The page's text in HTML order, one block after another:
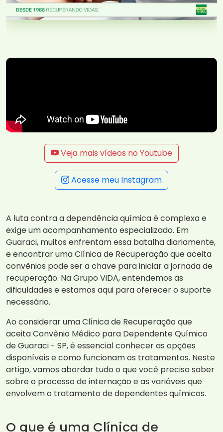
Veja mais vídeos no Youtube
Acesse meu Instagram
A luta contra a dependência química é complexa e
exige um acompanhamento especializado. Em
Guaraci, muitos enfrentam essa batalha diariamente,
e encontrar uma Clínica de Recuperação que aceita
convênios pode ser a chave para iniciar a jornada de
recuperação. Na Grupo ViDA, entendemos as
dificuldades e estamos aqui para oferecer o suporte
necessário.
Ao considerar uma Clínica de Recuperação que
aceita Convênio Médico para Dependente Químico
de Guaraci - SP, é essencial conhecer as opções
disponíveis e como funcionam os tratamentos. Neste
artigo, vamos abordar tudo o que você precisa saber
sobre o processo de internação e as variáveis que
envolvem o tratamento de dependentes químicos.
O que é uma Clínica de